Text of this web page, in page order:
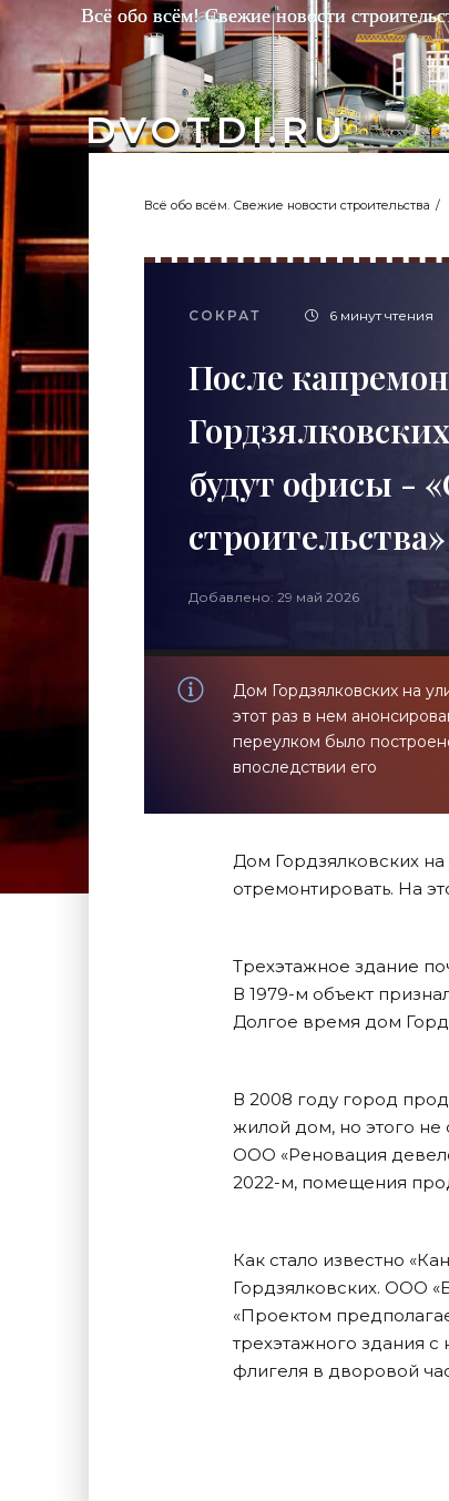
DVOTDI.RU
Всё обо всём! Свежие новости
Всё обо всём. Свежие новости строительства
СОКРАТ 6 минут чтения
После
будут офисы -
строительства»
Добавлено: 29 май 2026
Дом Гордзялковских на
этот раз в нем
переулком было
впоследствии его
Дом Гордзялковских
отремонтировать. На
Трехэтажное здание
В 1979-м объект
Долгое время дом
В 2008 году город
жилой дом, но этого не
ООО «Реновация
2022-м, помещения
Как стало известно
Гордзялковских. ООО
«Проектом
трехэтажного здания
флигеля в дворовой